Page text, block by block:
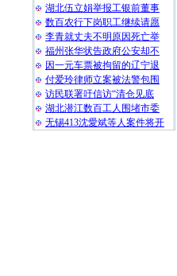
湖北伍立娟举报工银前董事
数百农行下岗职工继续请愿
李青就丈夫不明原因死亡举
福州张华状告政府公安却不
因一元车票被拘留的辽宁退
付爱玲律师立案被法警包围
访民联署吁信访“清仓见底
湖北潜江数百工人围堵市委
无锡413沈愛斌等人案件将开